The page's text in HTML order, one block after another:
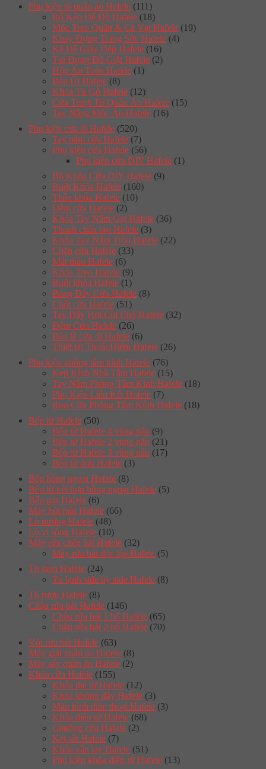
Phụ kiện tủ quần áo Hafele (111)
Rổ Kéo Để Đồ Hafele (18)
Móc Treo Quần & Cà Vạt Hafele (19)
Khay Đựng Trang Sức Hafele (4)
Kệ Để Giày Dép Hafele (16)
Túi Đựng Đồ Giặt Hafele (2)
Hộp An Toàn Hafele (1)
Bàn Ủi Hafele (8)
Khóa Tủ Gỗ Hafele (12)
Cửa Trượt Tủ Quần Áo Hafele (15)
Tay Nâng Móc Áo Hafele (16)
Phụ kiện cửa đi Hafele (520)
Tay nắm cửa Hafele (7)
Phụ kiện cửa Hafele (56)
Phụ kiện cửa DIY Hafele (1)
Bộ Khóa Cửa DIY Hafele (9)
Ruột Khóa Hafele (160)
Thân khóa Hafele (10)
Đệm cửa Hafele (2)
Khóa Tay Nắm Gạt Hafele (36)
Thanh chắn bụi Hafele (3)
Khóa Tay Nắm Tròn Hafele (22)
Chặn cửa Hafele (33)
Mắt thần Hafele (6)
Khóa Treo Hafele (9)
Ruột khóa Hafele (1)
Bảng Đẩy Cửa Hafele (8)
Chốt cửa Hafele (51)
Tay Đẩy Hơi Cùi Chỏ Hafele (32)
Đệm Cửa Hafele (26)
Bản lề cửa đi Hafele (6)
Thiết Bị Thoát Hiểm Hafele (26)
Phụ kiện phòng tắm kính Hafele (76)
Kẹp Kính Nhà Tắm Hafele (15)
Tay Nắm Phòng Tắm Kính Hafele (18)
Phụ Kiện Liên Kết Hafele (7)
Ron Cửa Phòng Tắm Kính Hafele (18)
Bếp từ Hafele (50)
Bếp từ Hafele 4 vùng nấu (9)
Bếp từ Hafele 2 vùng nấu (21)
Bếp từ Hafele 3 vùng nấu (17)
Bếp từ đơn Hafele (3)
Bếp hồng ngoại Hafele (8)
Bếp từ kết hợp hồng ngoại Hafele (5)
Bếp gas Hafele (6)
Máy hút mùi Hafele (66)
Lò nướng Hafele (48)
Lò vi sóng Hafele (10)
Máy rửa chén bát Hafele (32)
Máy rửa bát độc lập Hafele (5)
Tủ lạnh Hafele (24)
Tủ lạnh side by side Hafele (8)
Tủ rượu Hafele (8)
Chậu rửa bát Hafele (146)
Chậu rửa bát 1 hố Hafele (65)
Chậu rửa bát 2 hố Hafele (70)
Vòi rửa bát Hafele (63)
Máy giặt quần áo Hafele (8)
Máy sấy quần áo Hafele (2)
Khóa cửa Hafele (155)
Khóa thẻ từ Hafele (12)
Khóa không dây Hafele (3)
Màn hình đàm thoại Hafele (3)
Khóa điện tử Hafele (68)
Chuông cửa Hafele (2)
Két sắt Hafele (7)
Khóa vân tay Hafele (51)
Phụ kiện khóa điện tử Hafele (13)